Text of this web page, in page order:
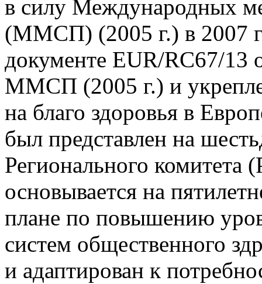
в силу Международных
(ММСП) (2005 г.) в 2007
документе EUR/RC67/13
ММСП (2005 г.) и
на благо здоровья в
был представлен на
Регионального комитета
основывается на
плане по повышению
систем общественного
и адаптирован к